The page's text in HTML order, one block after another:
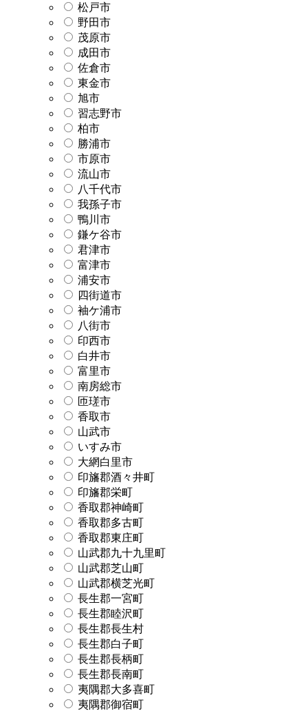
松戸市
野田市
茂原市
成田市
佐倉市
東金市
旭市
習志野市
柏市
勝浦市
市原市
流山市
八千代市
我孫子市
鴨川市
鎌ケ谷市
君津市
富津市
浦安市
四街道市
袖ケ浦市
八街市
印西市
白井市
富里市
南房総市
匝瑳市
香取市
山武市
いすみ市
大網白里市
印旛郡酒々井町
印旛郡栄町
香取郡神崎町
香取郡多古町
香取郡東庄町
山武郡九十九里町
山武郡芝山町
山武郡横芝光町
長生郡一宮町
長生郡睦沢町
長生郡長生村
長生郡白子町
長生郡長柄町
長生郡長南町
夷隅郡大多喜町
夷隅郡御宿町